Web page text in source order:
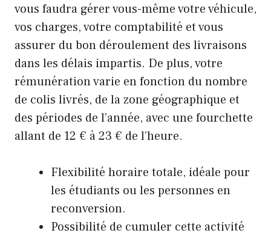
vous faudra gérer vous-même votre véhicule,
vos charges, votre comptabilité et vous
assurer du bon déroulement des livraisons
dans les délais impartis. De plus, votre
rémunération varie en fonction du nombre
de colis livrés, de la zone géographique et
des périodes de l’année, avec une fourchette
allant de 12 € à 23 € de l’heure.
Flexibilité horaire totale, idéale pour
les étudiants ou les personnes en
reconversion.
Possibilité de cumuler cette activité